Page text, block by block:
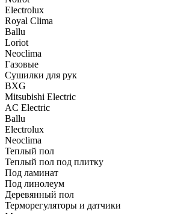
Electrolux
Royal Clima
Ballu
Loriot
Neoclima
Газовые
Сушилки для рук
BXG
Mitsubishi Electric
AC Electric
Ballu
Electrolux
Neoclima
Теплый пол
Теплый пол под плитку
Под ламинат
Под линолеум
Деревянный пол
Терморегуляторы и датчики